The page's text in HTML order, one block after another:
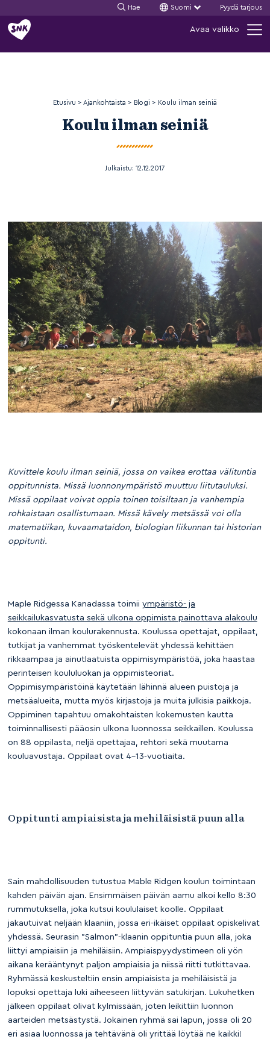
Siirry
sisältöön
Hae Suomi Pyydä tarjous
Avaa valikko
Etusivu > Ajankohtaista > Blogi > Koulu ilman seiniä
Koulu ilman seiniä
Julkaistu: 12.12.2017
Kuvittele koulu ilman seiniä, jossa on vaikea erottaa välituntia
oppitunnista. Missä luonnonympäristö muuttuu liitutauluksi.
Missä oppilaat voivat oppia toinen toisiltaan ja vanhempia
rohkaistaan osallistumaan. Missä kävely metsässä voi olla
matematiikan, kuvaamataidon, biologian liikunnan tai historian
oppitunti.
Maple Ridgessa Kanadassa toimii ympäristö- ja
seikkailukasvatusta sekä ulkona oppimista painottava alakoulu
kokonaan ilman koulurakennusta. Koulussa opettajat, oppilaat,
tutkijat ja vanhemmat työskentelevät yhdessä kehittäen
rikkaampaa ja ainutlaatuista oppimisympäristöä, joka haastaa
perinteisen koululuokan ja oppimisteoriat.
Oppimisympäristöinä käytetään lähinnä alueen puistoja ja
metsäalueita, mutta myös kirjastoja ja muita julkisia paikkoja.
Oppiminen tapahtuu omakohtaisten kokemusten kautta
toiminnallisesti pääosin ulkona luonnossa seikkaillen. Koulussa
on 88 oppilasta, neljä opettajaa, rehtori sekä muutama
kouluavustaja. Oppilaat ovat 4–13-vuotiaita.
Oppitunti ampiaisista ja mehiläisistä puun alla
Sain mahdollisuuden tutustua Mable Ridgen koulun toimintaan
kahden päivän ajan. Ensimmäisen päivän aamu alkoi kello 8:30
rummutuksella, joka kutsui koululaiset koolle. Oppilaat
jakautuivat neljään klaaniin, jossa eri-ikäiset oppilaat opiskelivat
yhdessä. Seurasin "Salmon"-klaanin oppituntia puun alla, joka
liittyi ampiaisiin ja mehiläisiin. Ampiaispyydystimeen oli yön
aikana kerääntynyt paljon ampiaisia ja niissä riitti tutkittavaa.
Ryhmässä keskusteltiin ensin ampiaisista ja mehiläisistä ja
lopuksi opettaja luki aiheeseen liittyvän satukirjan. Lukuhetken
jälkeen oppilaat olivat kylmissään, joten leikittiin luonnon
aarteiden metsästystä. Jokainen ryhmä sai lapun, jossa oli 20
eri asiaa luonnossa ja tehtävänä oli yrittää löytää ne kaikki!